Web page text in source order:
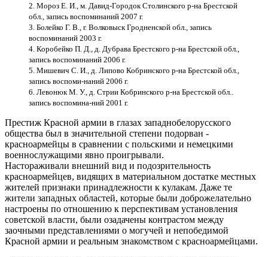
2. Мороз Е. И., м. Давид-Городок Столинского р-на Брестской
обл., запись воспоминаний 2007 г.
3. Болейко Г. В., г. Волковыск Гродненской обл., запись
воспоминаний 2003 г.
4. Коробейко П. Д., д. Дубрава Брестского р-на Брестской обл.,
запись воспоминаний 2006 г.
5. Мишевич С. И., д. Липово Кобринского р-на Брестской обл.,
запись воспоми-наний 2006 г.
6. Левонюк М. У., д. Стрии Кобринского р-на Брестской обл..
запись воспомина-ний 2001 г.
Престиж Красной армии в глазах западнобелорусского
общества был в значительной степени подорван -
красноармейцы в сравнении с польскими и немецкими
военнослужащими явно проигрывали.
Настораживали внешний вид и подозрительность
красноармейцев, видящих в материальном достатке местных
жителей признаки принадлежности к кулакам. Даже те
жители западных областей, которые были доброжелательно
настроены по отношению к перспективам установления
советской власти, были озадачены контрастом между
заочными представлениями о могучей и непобедимой
Красной армии и реальным знакомством с красноармейцами.